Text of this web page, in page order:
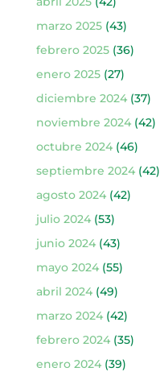
marzo 2025(43)
febrero 2025(36)
enero 2025(27)
diciembre 2024(37)
noviembre 2024(42)
octubre 2024(46)
septiembre 2024(42)
agosto 2024(42)
julio 2024(53)
junio 2024(43)
mayo 2024(55)
abril 2024(49)
marzo 2024(42)
febrero 2024(35)
enero 2024(39)